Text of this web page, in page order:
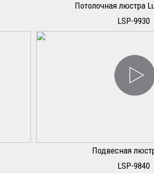
Потолочная люстра
LSP-9930
Подвесная
LSP-9840